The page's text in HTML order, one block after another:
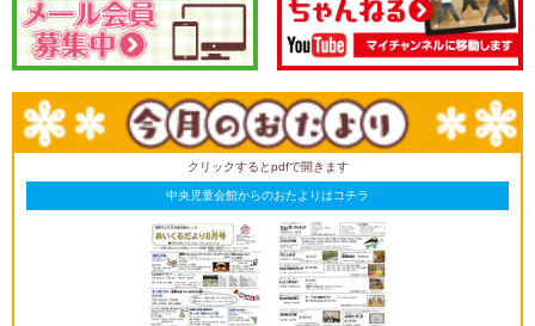
クリックするとpdfで開きます
中央児童会館からのおたよりはコチラ